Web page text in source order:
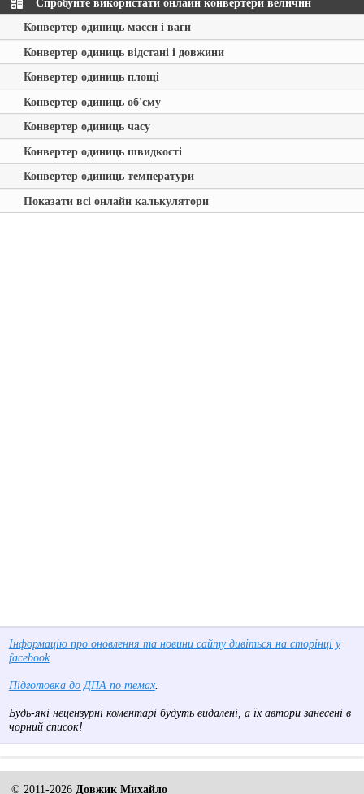
Конвертер одиниць масси і ваги
Конвертер одиниць відстані і довжини
Конвертер одиниць площі
Конвертер одиниць об'єму
Конвертер одиниць часу
Конвертер одиниць швидкості
Конвертер одиниць температури
Показати всі онлайн калькулятори
Інформацію про оновлення та новини сайту дивіться на сторінці у
facebook.
Підготовка до ДПА по темах.
Будь-які нецензурні коментарі будуть видалені, а їх автори занесені в
чорний список!
© 2011-2026 Довжик Михайло